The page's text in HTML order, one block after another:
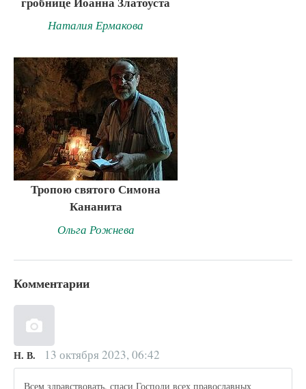
Наталия Ермакова
Тропою святого Симона
Кананита
Ольга Рожнева
Комментарии
Н. В. 13 октября 2023, 06:42
Всем здравствовать, спаси Господи всех православных